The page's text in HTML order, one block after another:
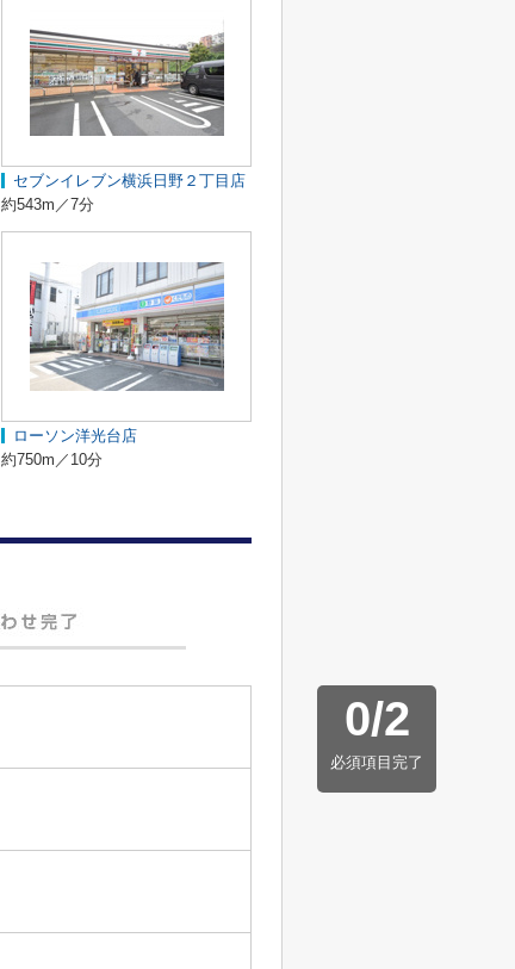
セブンイレブン横浜日野２丁目店
約543m／7分
ローソン洋光台店
約750m／10分
0/2
必須項目完了